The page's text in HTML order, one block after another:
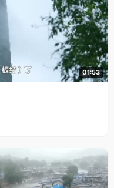
01:53